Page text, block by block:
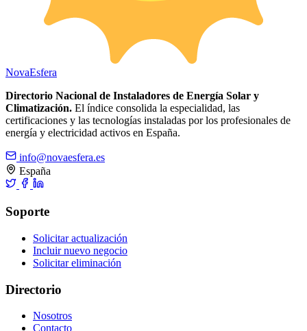
NovaEsfera
Directorio Nacional de Instaladores de Energía Solar y
Climatización. El índice consolida la especialidad, las
certificaciones y las tecnologías instaladas por los profesionales de
energía y electricidad activos en España.
info@novaesfera.es
España
Soporte
Solicitar actualización
Incluir nuevo negocio
Solicitar eliminación
Directorio
Nosotros
Contacto